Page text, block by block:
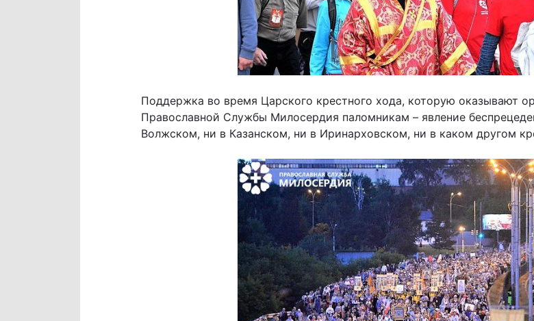
Поддержка во время Царского крестного хода, которую оказывают
Православной Службы Милосердия паломникам – явление
Волжском, ни в Казанском, ни в Иринарховском, ни в каком другом